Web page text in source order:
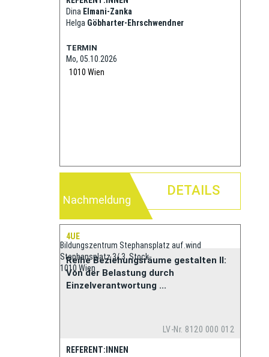
Dina Elmani-Zanka
Helga Göbharter-Ehrschwendner
TERMIN
Mo, 05.10.2026
1010 Wien
Nachmeldung
DETAILS
4UE
Reihe Beziehungsräume gestalten II:
Von der Belastung durch
Einzelverantwortung ...
LV-Nr. 8120 000 012
REFERENT:INNEN
Bildungszentrum Stephansplatz auf.wind
Stephansplatz 3/ 3. Stock
1010 Wien